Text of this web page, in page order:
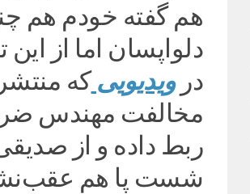
هم گفته خودم هم
دلواپسان اما از
درویدیوییکه
مخالفت مهندس
ربط داده و از
شست‌ پا هم